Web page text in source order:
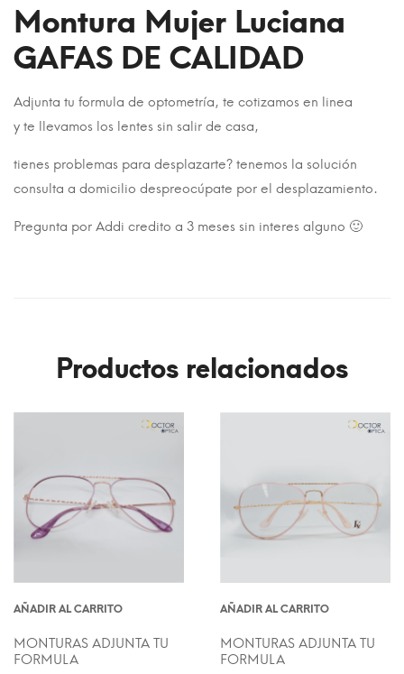
Montura Mujer Luciana
GAFAS DE CALIDAD
Adjunta tu formula de optometría, te cotizamos en linea
y te llevamos los lentes sin salir de casa,
tienes problemas para desplazarte? tenemos la solución
consulta a domicilio despreocúpate por el desplazamiento.
Pregunta por Addi credito a 3 meses sin interes alguno 🙂
Productos relacionados
AÑADIR AL CARRITO
MONTURAS ADJUNTA TU
FORMULA
AÑADIR AL CARRITO
MONTURAS ADJUNTA TU
FORMULA